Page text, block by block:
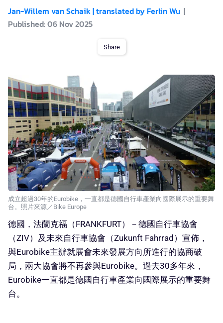
Jan-Willem van Schaik | translated by Ferlin Wu
Published: 06 Nov 2025
Share
成立超過30年的Eurobike，一直都是德國自行車產業向國際展示的重要舞
台。照片來源／Bike Europe
德國，法蘭克福（FRANKFURT）－德國自行車協會
（ZIV）及未來自行車協會（Zukunft Fahrrad）宣佈，
與Eurobike主辦就展會未來發展方向所進行的協商破
局，兩大協會將不再參與Eurobike。過去30多年來，
Eurobike一直都是德國自行車產業向國際展示的重要舞
台。